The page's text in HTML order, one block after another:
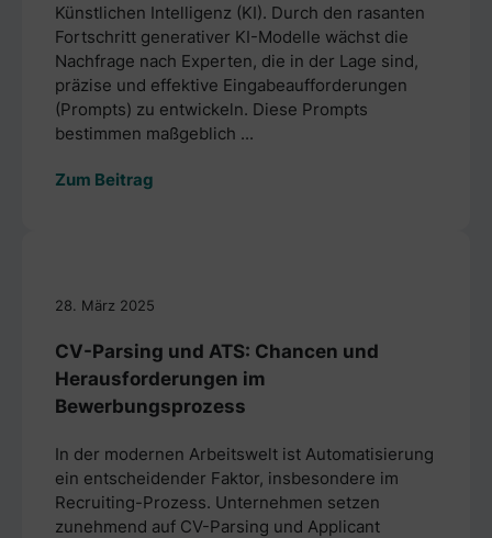
Künstlichen Intelligenz (KI). Durch den rasanten
Fortschritt generativer KI-Modelle wächst die
Nachfrage nach Experten, die in der Lage sind,
präzise und effektive Eingabeaufforderungen
(Prompts) zu entwickeln. Diese Prompts
bestimmen maßgeblich ...
Zum Beitrag
28. März 2025
CV-Parsing und ATS: Chancen und
Herausforderungen im
Bewerbungsprozess
In der modernen Arbeitswelt ist Automatisierung
ein entscheidender Faktor, insbesondere im
Recruiting-Prozess. Unternehmen setzen
zunehmend auf CV-Parsing und Applicant